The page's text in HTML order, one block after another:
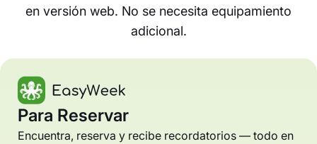
en versión web. No se necesita equipamiento
adicional.
Para Reservar
Encuentra, reserva y recibe recordatorios — todo en